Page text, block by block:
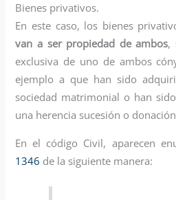
Bienes privativos.
En este caso, los bienes
van a ser propiedad de ambos,
exclusiva de uno de ambos
ejemplo a que han sido
sociedad matrimonial o han
una herencia sucesión o
En el código Civil, aparecen
1346 de la siguiente manera: